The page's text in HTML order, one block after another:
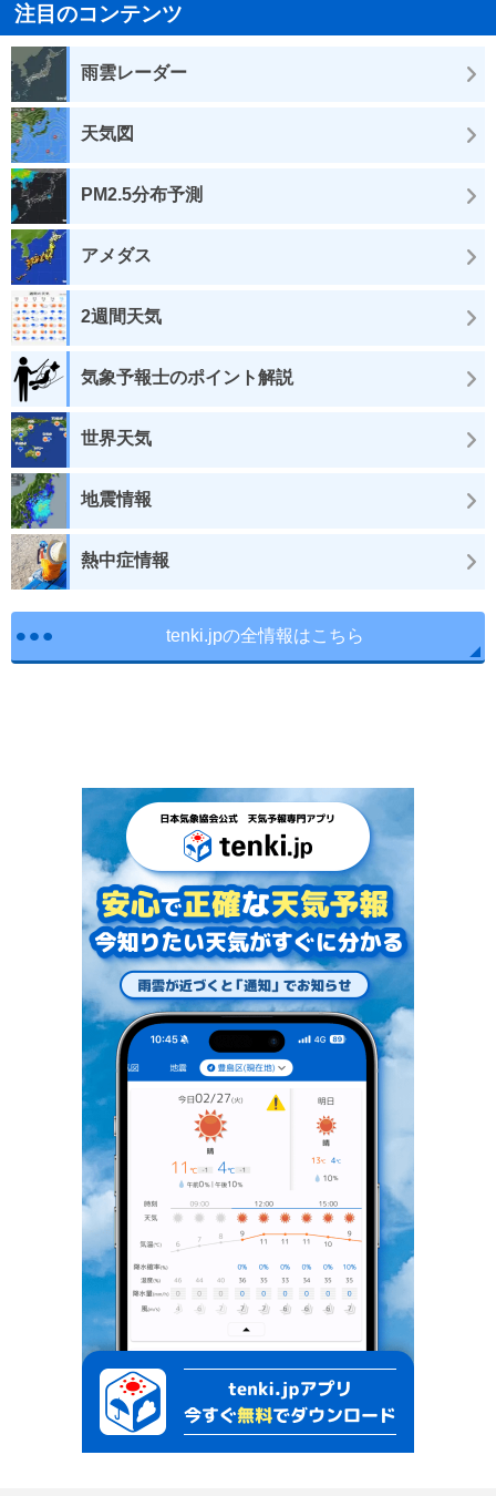
注目のコンテンツ
雨雲レーダー
天気図
PM2.5分布予測
アメダス
2週間天気
気象予報士のポイント解説
世界天気
地震情報
熱中症情報
tenki.jpの全情報はこちら